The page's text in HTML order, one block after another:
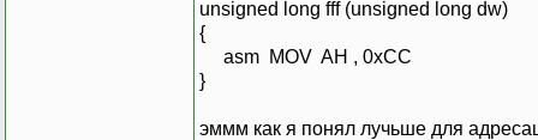
unsigned long fff (unsigned long dw)
{
asm MOV AH , 0xCC
}
эммм как я понял лучьше для